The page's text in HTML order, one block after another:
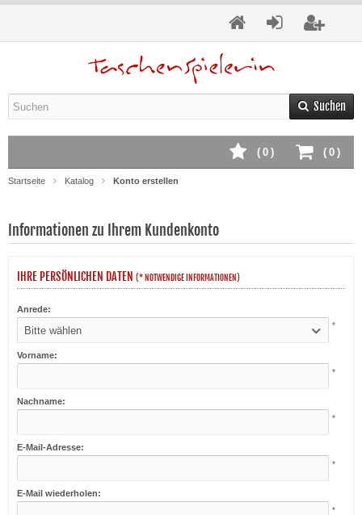
Suchen
( 0 )
( 0 )
Startseite Katalog Konto erstellen
Informationen zu Ihrem Kundenkonto
IHRE PERSÖNLICHEN DATEN (* NOTWENDIGE INFORMATIONEN)
Anrede:
Bitte wählen *
Vorname:
*
Nachname:
*
E-Mail-Adresse:
*
E-Mail wiederholen:
*